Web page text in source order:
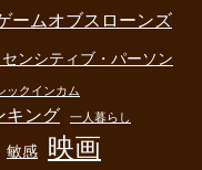
ームオブスローンズ
ンシティブ・パーソン
ックインカム
キング 一人暮らし
敏感 映画